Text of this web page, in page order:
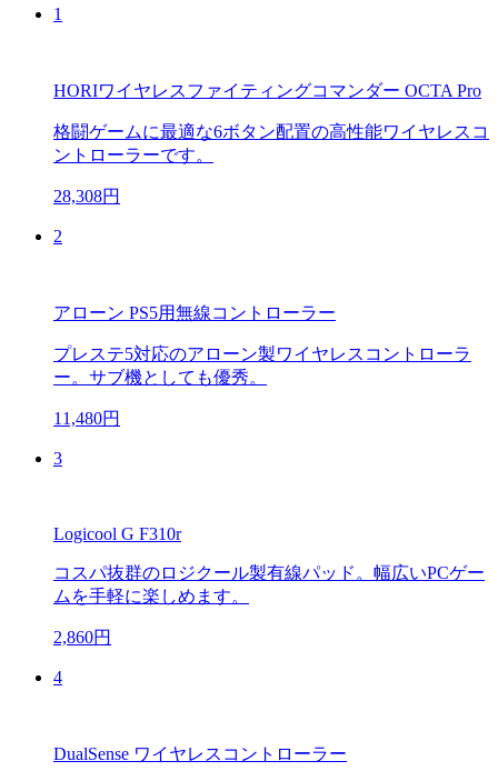
1
HORIワイヤレスファイティングコマンダー OCTA Pro
格闘ゲームに最適な6ボタン配置の高性能ワイヤレスコ
ントローラーです。
28,308円
2
アローン PS5用無線コントローラー
プレステ5対応のアローン製ワイヤレスコントローラ
ー。サブ機としても優秀。
11,480円
3
Logicool G F310r
コスパ抜群のロジクール製有線パッド。幅広いPCゲー
ムを手軽に楽しめます。
2,860円
4
DualSense ワイヤレスコントローラー